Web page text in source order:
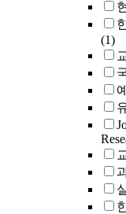
(1)